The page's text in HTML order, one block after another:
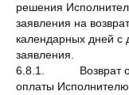
решения
заявления на
календарных дней с
заявления.
6.8.1. Возврат
оплаты